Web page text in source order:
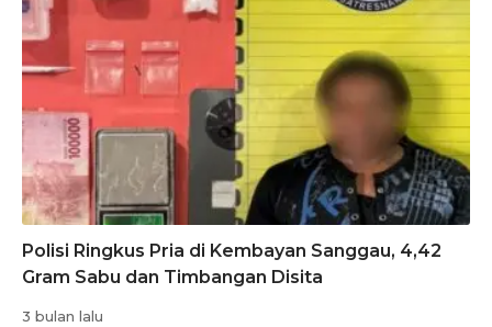
Polisi Ringkus Pria di Kembayan Sanggau, 4,42
Gram Sabu dan Timbangan Disita
3 bulan lalu